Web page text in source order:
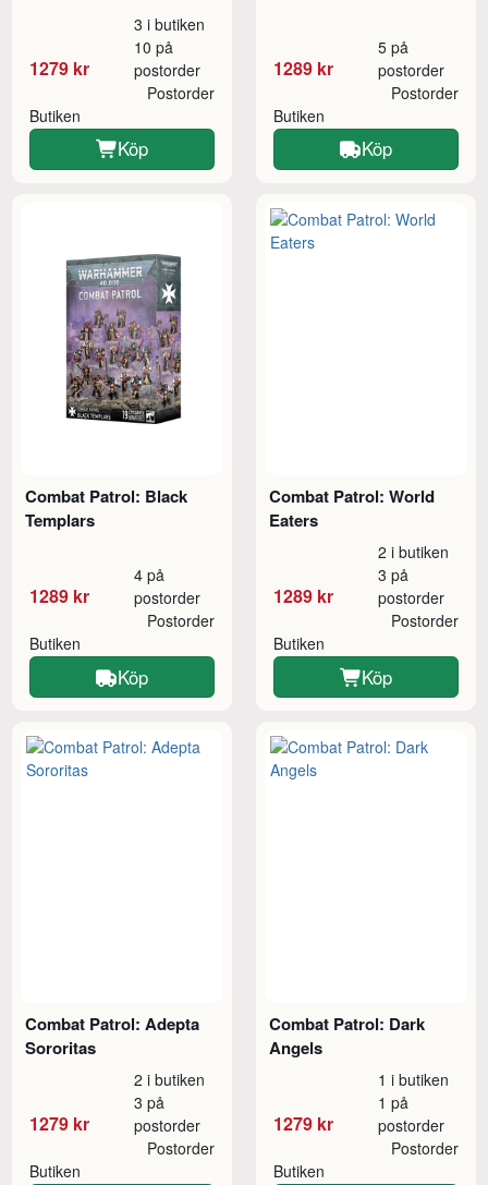
1279 kr
3 i butiken
10 på
postorder
Butiken
Postorder
Köp
1289 kr
5 på
postorder
Butiken
Postorder
Köp
Combat Patrol: Black
Templars
1289 kr
4 på
postorder
Butiken
Postorder
Köp
Combat Patrol: World
Eaters
1289 kr
2 i butiken
3 på
postorder
Butiken
Postorder
Köp
Combat Patrol: Adepta
Sororitas
1279 kr
2 i butiken
3 på
postorder
Butiken
Postorder
Combat Patrol: Dark
Angels
1279 kr
1 i butiken
1 på
postorder
Butiken
Postorder